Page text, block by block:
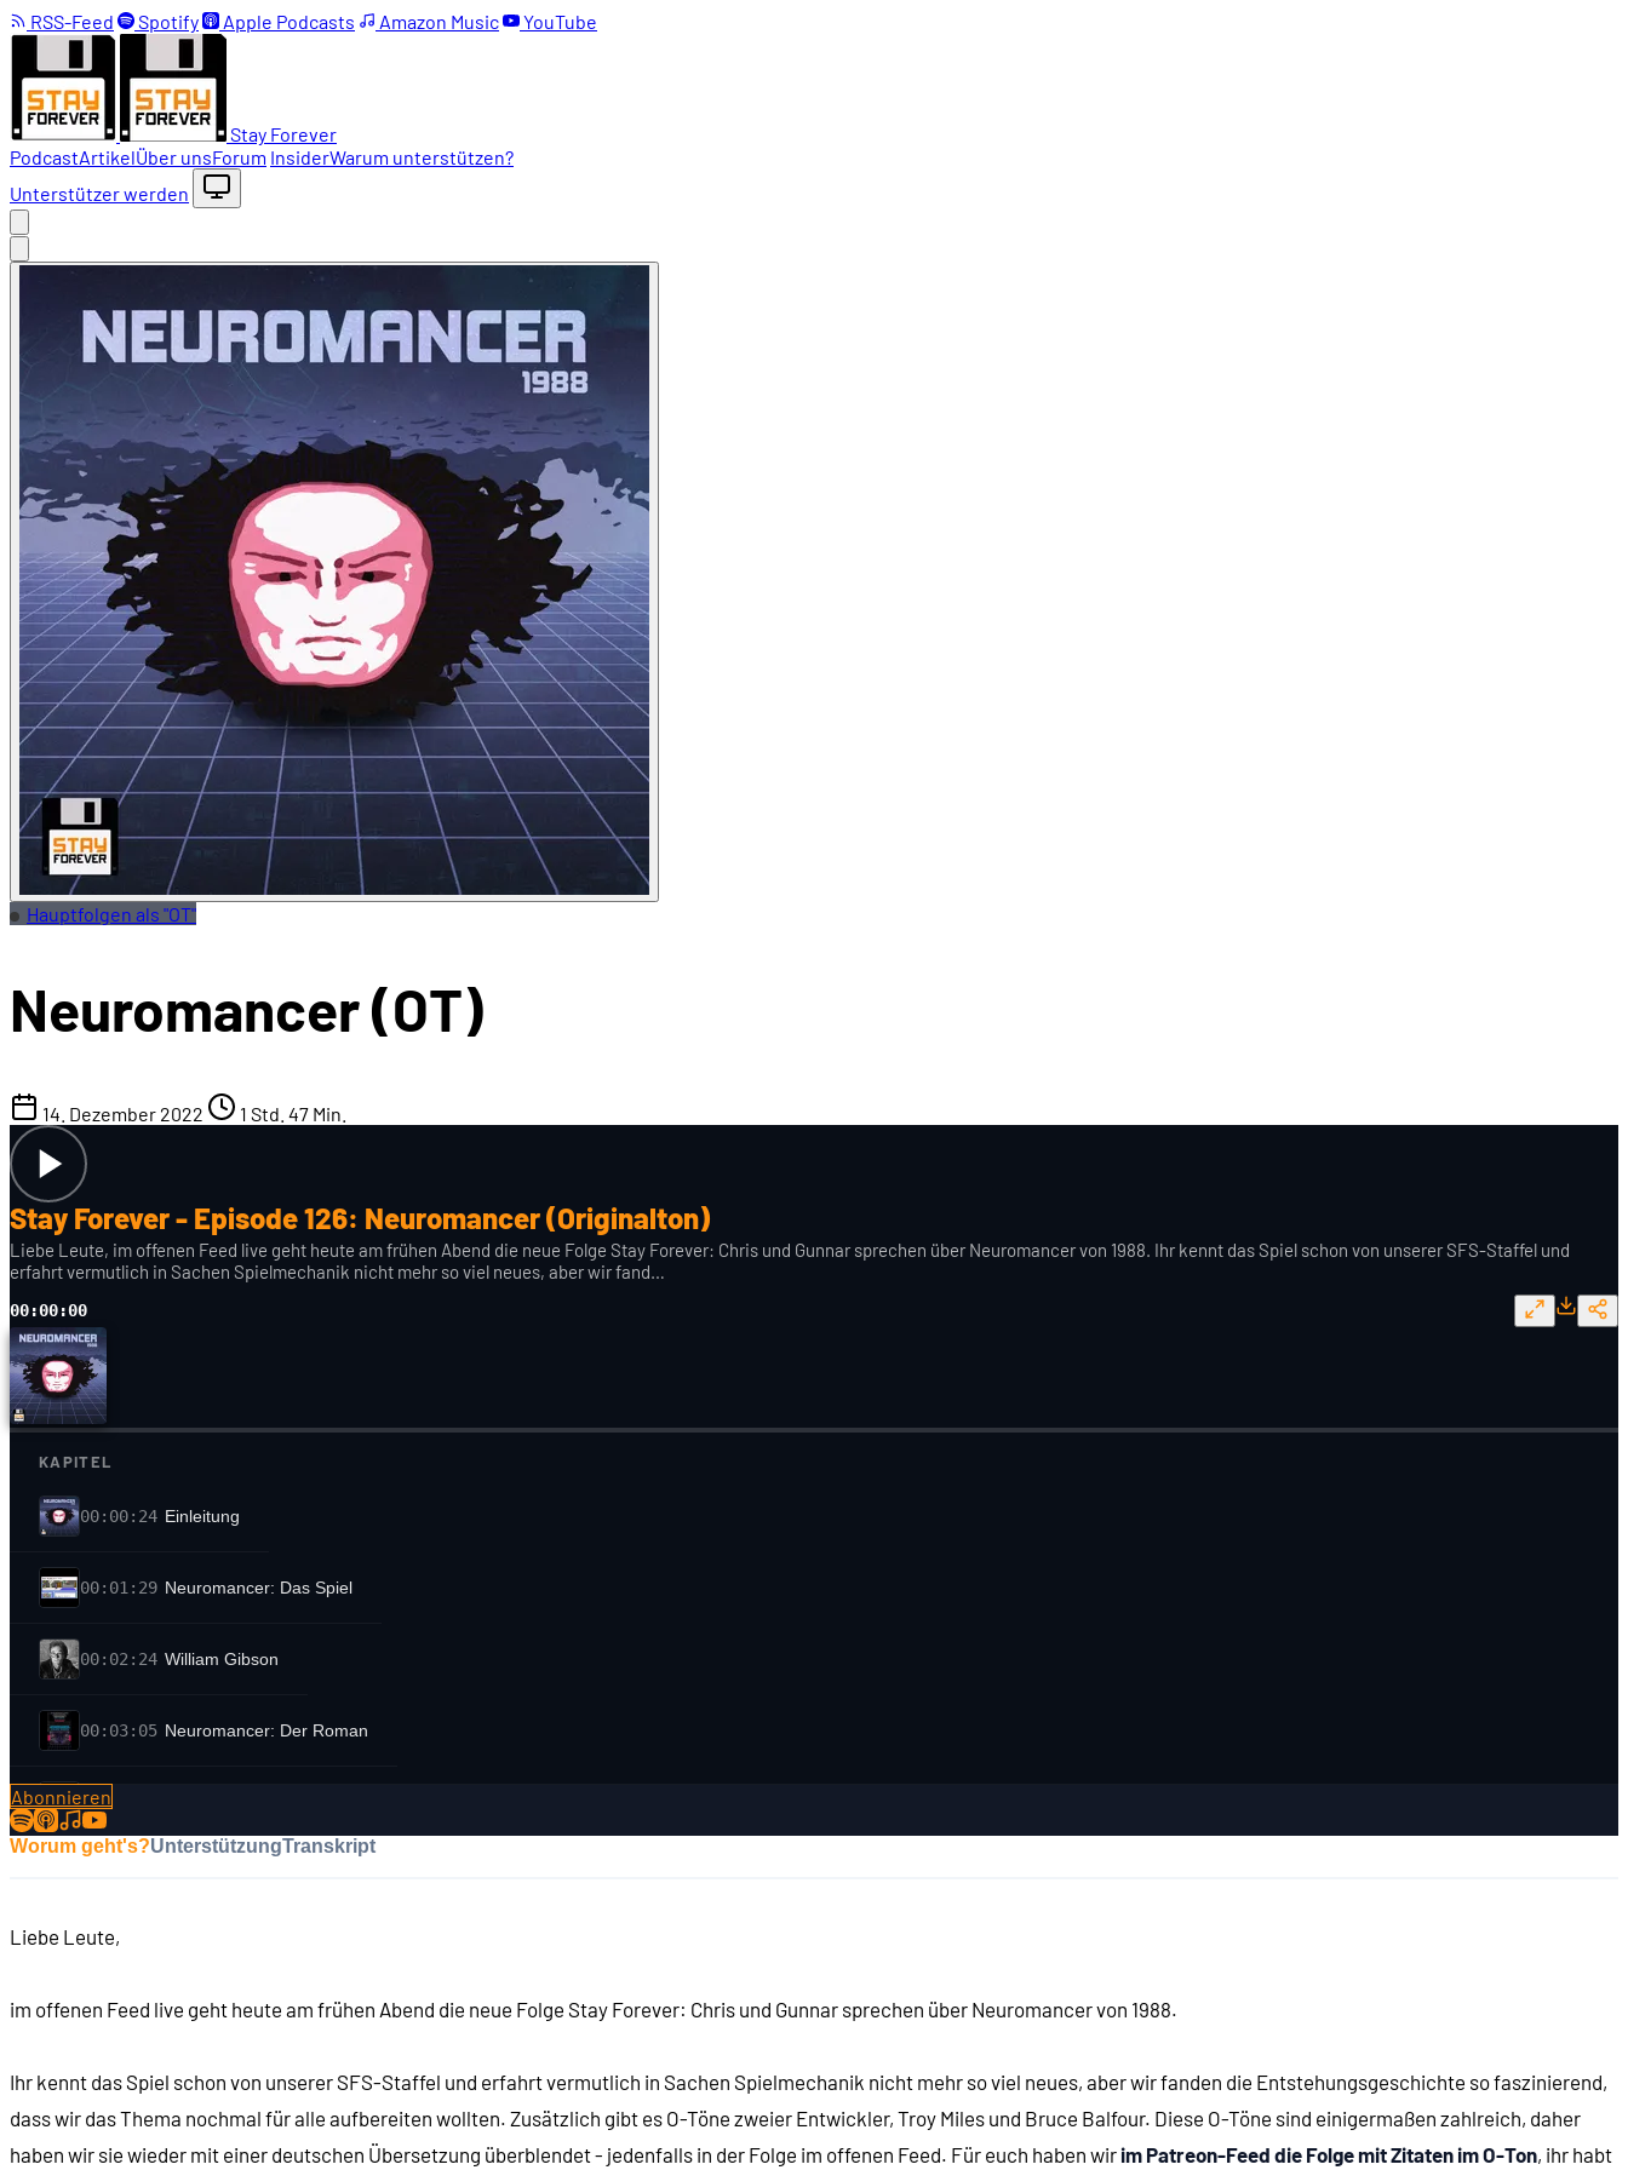
RSS-Feed Spotify Apple Podcasts Amazon Music YouTube
Stay Forever
PodcastArtikelÜber unsForum InsiderWarum unterstützen?
Unterstützer werden
Hauptfolgen als "OT"
Neuromancer (OT)
14. Dezember 2022 1 Std. 47 Min.
Stay Forever - Episode 126: Neuromancer (Originalton)
Liebe Leute, im offenen Feed live geht heute am frühen Abend die neue Folge Stay Forever: Chris und Gunnar sprechen über Neuromancer von 1988. Ihr kennt das Spiel schon von unserer SFS-Staffel und
erfahrt vermutlich in Sachen Spielmechanik nicht mehr so viel neues, aber wir fand…
00:00:00
KAPITEL
00:00:24 Einleitung
00:01:29 Neuromancer: Das Spiel
00:02:24 William Gibson
00:03:05 Neuromancer: Der Roman
00:09:23
00:16:36
00:20:26 Timothy Leary macht Computerspiele
00:21:45 Timothy Leary's Mind Mirror
00:24:54 Timothy Learys Neuromancer-"Mind Movie"
Abonnieren
Worum geht's?UnterstützungTranskript
Liebe Leute,
im offenen Feed live geht heute am frühen Abend die neue Folge Stay Forever: Chris und Gunnar sprechen über Neuromancer von 1988.
Ihr kennt das Spiel schon von unserer SFS-Staffel und erfahrt vermutlich in Sachen Spielmechanik nicht mehr so viel neues, aber wir fanden die Entstehungsgeschichte so faszinierend,
dass wir das Thema nochmal für alle aufbereiten wollten. Zusätzlich gibt es O-Töne zweier Entwickler, Troy Miles und Bruce Balfour. Diese O-Töne sind einigermaßen zahlreich, daher
haben wir sie wieder mit einer deutschen Übersetzung überblendet - jedenfalls in der Folge im offenen Feed. Für euch haben wir im Patreon-Feed die Folge mit Zitaten im O-Ton, ihr habt